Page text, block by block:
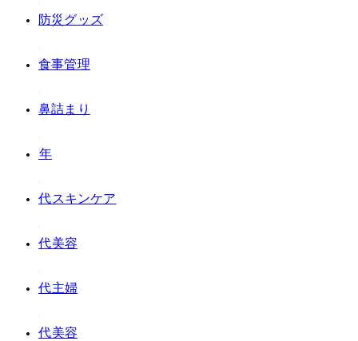
#防災グッズ
#食事管理
#鼻詰まり
#2023年
#30代スキンケア
#30代美容
#40代主婦
#40代美容